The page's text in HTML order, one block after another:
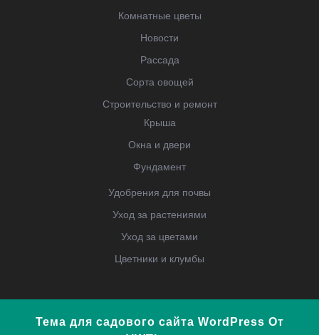
Комнатные цветы
Новости
Рассада
Сорта овощей
Строительство и ремонт
Крыша
Окна и двери
Фундамент
Удобрения для почвы
Уход за растениями
Уход за цветами
Цветники и клумбы
Тема для садового сайта WordPress От